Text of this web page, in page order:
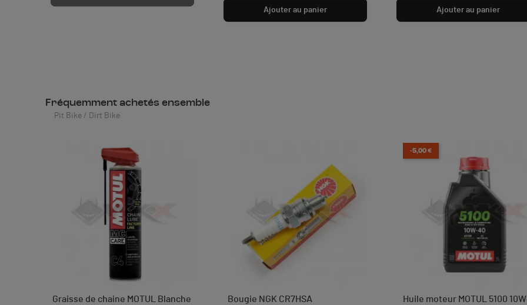
Ajouter au panier Ajouter au panier
Fréquemment achetés ensemble
Pit Bike / Dirt Bike
Graisse de chaine MOTUL Blanche
Bougie NGK CR7HSA
-5,00 €
Huile moteur MOTUL 5100